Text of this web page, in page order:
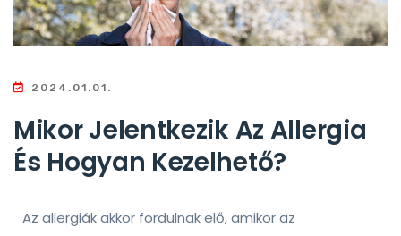
2024.01.01.
Mikor Jelentkezik Az Allergia
És Hogyan Kezelhető?
Az allergiák akkor fordulnak elő, amikor az